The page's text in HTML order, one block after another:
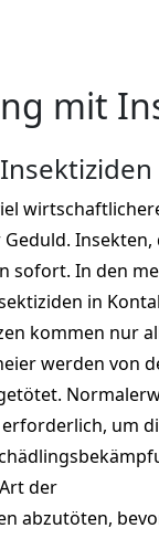
mit
sofort. In den
in
kommen nur
werden von
um
der
abzutöten,